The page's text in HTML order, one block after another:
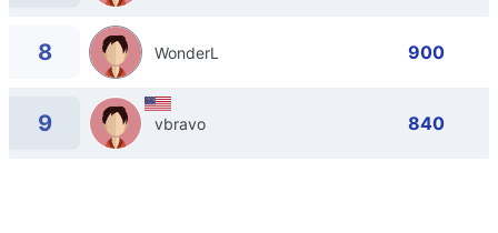
8 WonderL 900
9 vbravo 840